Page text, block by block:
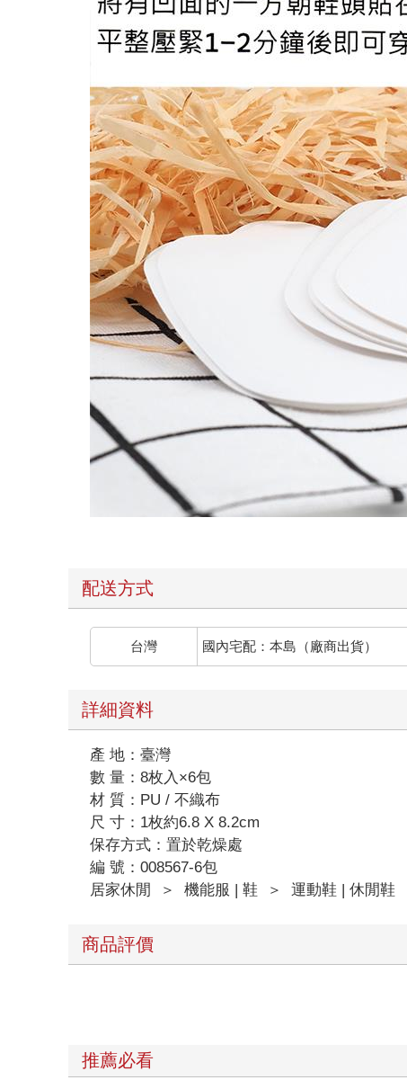
配送方式
台灣 國內宅配：本島（廠商出貨）
詳細資料
產 地：臺灣
數 量：8枚入×6包
材 質：PU / 不織布
尺 寸：1枚約6.8 X 8.2cm
保存方式：置於乾燥處
編 號：008567-6包
居家休閒
＞ 機能服 | 鞋 ＞ 運動鞋 | 休閒鞋
商品評價
推薦必看